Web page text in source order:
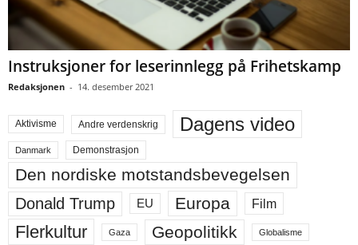
Instruksjoner for leserinnlegg på Frihetskamp
Redaksjonen - 14. desember 2021
Aktivisme Andre verdenskrig Dagens video
Danmark Demonstrasjon
Den nordiske motstandsbevegelsen
Donald Trump EU Europa Film
Flerkultur Gaza Geopolitikk Globalisme